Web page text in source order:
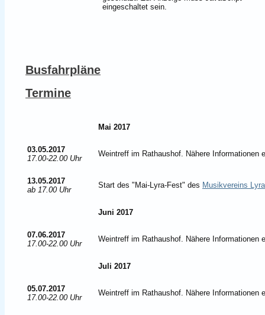
eingeschaltet sein.
Busfahrpläne
Termine
Mai 2017
03.05.2017
17.00-22.00 Uhr
Weintreff im Rathaushof. Nähere Informationen
13.05.2017
ab 17.00 Uhr
Start des "Mai-Lyra-Fest" des Musikvereins
Juni 2017
07.06.2017
17.00-22.00 Uhr
Weintreff im Rathaushof. Nähere Informationen
Juli 2017
05.07.2017
17.00-22.00 Uhr
Weintreff im Rathaushof. Nähere Informationen